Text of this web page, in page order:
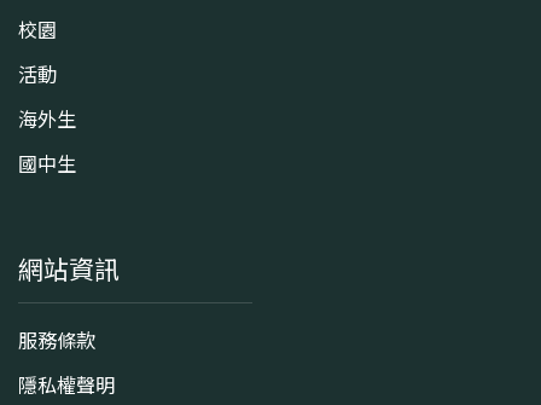
校園
活動
海外生
國中生
網站資訊
服務條款
隱私權聲明